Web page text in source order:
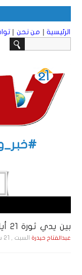
الرئيسية | من نحن |
بين يدي ثورة 21 أيلول
عبدالفتاح حيدرة السبت , 21 سـبـتـمـبـر , 2019 الساعة 8:11:13 PM